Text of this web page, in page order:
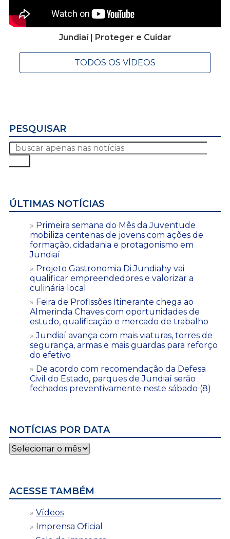
Jundiaí | Proteger e Cuidar
TODOS OS VÍDEOS
PESQUISAR
ÚLTIMAS NOTÍCIAS
Primeira semana do Mês da Juventude
mobiliza centenas de jovens com ações de
formação, cidadania e protagonismo em
Jundiaí
Projeto Gastronomia Di Jundiahy vai
qualificar empreendedores e valorizar a
culinária local
Feira de Profissões Itinerante chega ao
Almerinda Chaves com oportunidades de
estudo, qualificação e mercado de trabalho
Jundiaí avança com mais viaturas, torres de
segurança, armas e mais guardas para reforço
do efetivo
De acordo com recomendação da Defesa
Civil do Estado, parques de Jundiaí serão
fechados preventivamente neste sábado (8)
NOTÍCIAS POR DATA
Notícias
por
ACESSE TAMBÉM
Vídeos
Imprensa Oficial